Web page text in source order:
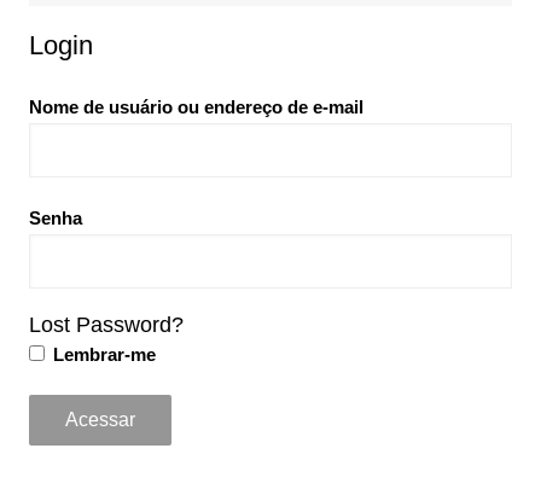
Login
Nome de usuário ou endereço de e-mail
Senha
Lost Password?
Lembrar-me